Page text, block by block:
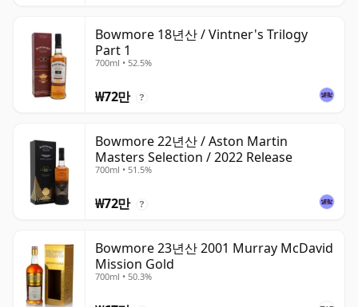
Bowmore 18년산 / Vintner's Trilogy
Part 1
700ml • 52.5%
₩72만 ?
Bowmore 22년산 / Aston Martin
Masters Selection / 2022 Release
700ml • 51.5%
₩72만 ?
Bowmore 23년산 2001 Murray McDavid
Mission Gold
700ml • 50.3%